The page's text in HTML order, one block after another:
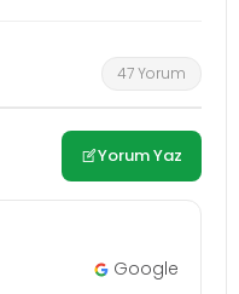
47 Yorum
Yorum Yaz
Google